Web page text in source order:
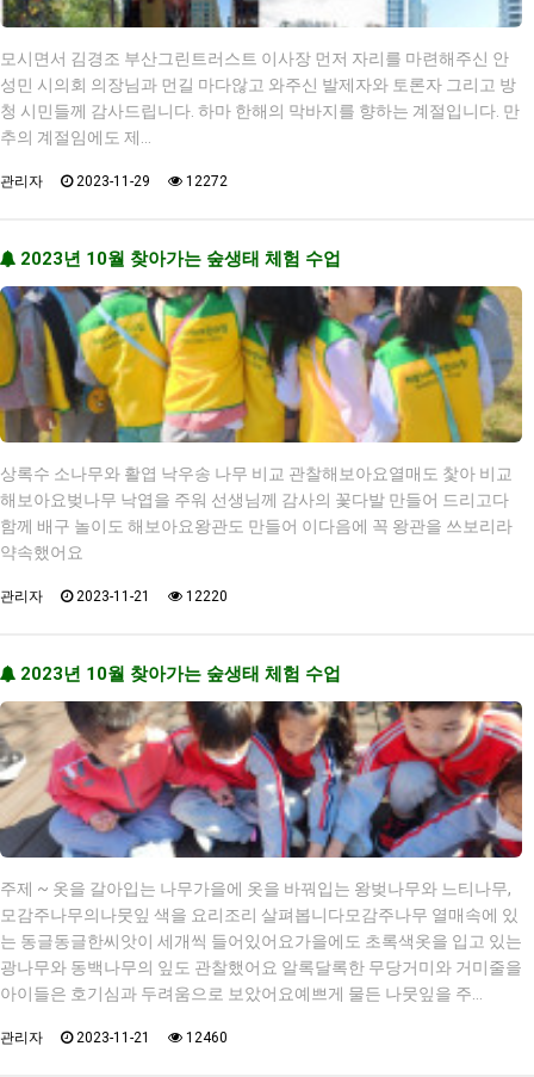
모시면서 김경조 부산그린트러스트 이사장 먼저 자리를 마련해주신 안
성민 시의회 의장님과 먼길 마다않고 와주신 발제자와 토론자 그리고 방
청 시민들께 감사드립니다. 하마 한해의 막바지를 향하는 계절입니다. 만
추의 계절임에도 제…
관리자 2023-11-29 12272
2023년 10월 찾아가는 숲생태 체험 수업
상록수 소나무와 활엽 낙우송 나무 비교 관찰해보아요열매도 찿아 비교
해보아요벚나무 낙엽을 주워 선생님께 감사의 꽃다발 만들어 드리고다
함께 배구 놀이도 해보아요왕관도 만들어 이다음에 꼭 왕관을 쓰보리라
약속했어요
관리자 2023-11-21 12220
2023년 10월 찾아가는 숲생태 체험 수업
주제 ~ 옷을 갈아입는 나무가을에 옷을 바꿔입는 왕벚나무와 느티나무,
모감주나무의나뭇잎 색을 요리조리 살펴봅니다모감주나무 열매속에 있
는 동글동글한씨앗이 세개씩 들어있어요가을에도 초록색옷을 입고 있는
광나무와 동백나무의 잎도 관찰했어요 알록달록한 무당거미와 거미줄을
아이들은 호기심과 두려움으로 보았어요예쁘게 물든 나뭇잎을 주…
관리자 2023-11-21 12460